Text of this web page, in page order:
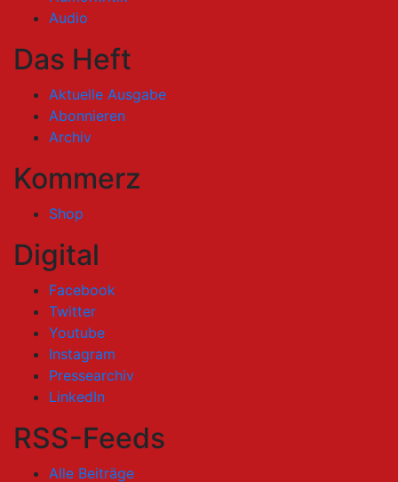
Audio
Das Heft
Aktuelle Ausgabe
Abonnieren
Archiv
Kommerz
Shop
Digital
Facebook
Twitter
Youtube
Instagram
Pressearchiv
LinkedIn
RSS-Feeds
Alle Beiträge